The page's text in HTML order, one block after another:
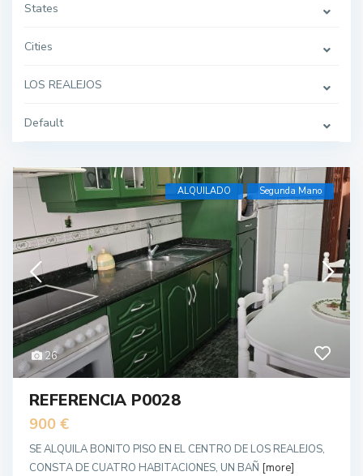
States
Cities
LOS REALEJOS
Default
26
ALQUILADO Segunda Mano
REFERENCIA P0028
900 €
SE ALQUILA BONITO PISO EN EL CENTRO DE LOS REALEJOS,
CONSTA DE CUATRO HABITACIONES, UN BAÑ [more]